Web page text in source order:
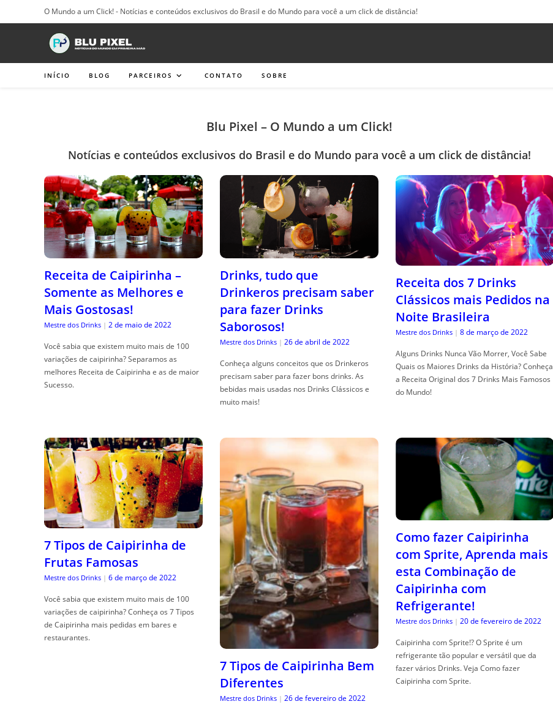
para
O Mundo a um Click! - Notícias e conteúdos exclusivos do Brasil e do Mundo para você a um click de distância!
INÍCIO BLOG PARCEIROS CONTATO SOBRE
Blu Pixel – O Mundo a um Click!
Notícias e conteúdos exclusivos do Brasil e do Mundo para você a um click de distância!
Receita de Caipirinha –
Somente as Melhores e
Mais Gostosas!
Mestre dos Drinks | 2 de maio de 2022
Você sabia que existem muito mais de 100
variações de caipirinha? Separamos as
melhores Receita de Caipirinha e as de maior
Sucesso.
Drinks, tudo que
Drinkeros precisam saber
para fazer Drinks
Saborosos!
Mestre dos Drinks | 26 de abril de 2022
Conheça alguns conceitos que os Drinkeros
precisam saber para fazer bons drinks. As
bebidas mais usadas nos Drinks Clássicos e
muito mais!
Receita dos 7 Drinks
Clássicos mais Pedidos na
Noite Brasileira
Mestre dos Drinks | 8 de março de 2022
Alguns Drinks Nunca Vão Morrer, Você Sabe
Quais os Maiores Drinks da História? Conheça
a Receita Original dos 7 Drinks Mais Famosos
do Mundo!
7 Tipos de Caipirinha de
Frutas Famosas
Mestre dos Drinks | 6 de março de 2022
Você sabia que existem muito mais de 100
variações de caipirinha? Conheça os 7 Tipos
de Caipirinha mais pedidas em bares e
restaurantes.
7 Tipos de Caipirinha Bem
Diferentes
Mestre dos Drinks | 26 de fevereiro de 2022
Como fazer Caipirinha
com Sprite, Aprenda mais
esta Combinação de
Caipirinha com
Refrigerante!
Mestre dos Drinks | 20 de fevereiro de 2022
Caipirinha com Sprite!? O Sprite é um
refrigerante tão popular e versátil que da
fazer vários Drinks. Veja Como fazer
Caipirinha com Sprite.